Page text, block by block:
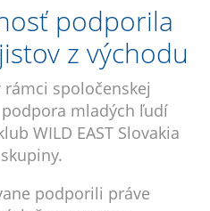
podporila
z východu
rámci spoločenskej
mladých ľudí
WILD EAST Slovakia
podporili práve